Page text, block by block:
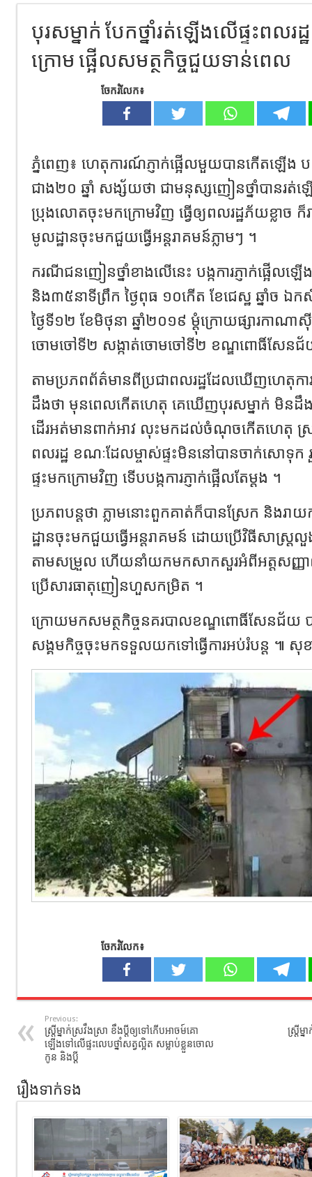
បុរសម្នាក់ បែកថ្នាំរត់ឡើងលើផ្ទះពល
ក្រោម ផ្អើលសមត្ថកិច្ចជួយទាន់ពេល
ចែករំលែក៖
ភ្នំពេញ៖ ហេតុការណ៍ភ្ញាក់ផ្អើលមួយបានកើតឡើង
ជាង២០ ឆ្នាំ សង្ស័យថា ជាមនុស្សញៀនថ្នាំបានរត់ឡ
ប្រុងលោតចុះមកក្រោមវិញ ធ្វើឲ្យពលរដ្ឋភ័យខ្លាច ក៏
មូលដ្ឋានចុះមកជួយធ្វើអន្តរាគមន៍ភ្លាមៗ ។
ករណីជនញៀនថ្នាំខាងលើនេះ បង្កការភ្ញាក់ផ្អើលឡ
និង៣៥នាទីព្រឹក ថ្ងៃពុធ ១០កើត ខែជេស្ឋ ឆ្នាំច
ថ្ងៃទី១២ ខែមិថុនា ឆ្នាំ២០១៩ ម្ដុំក្រោយផ្សារកាណា
ចោមចៅទី២ សង្កាត់ចោមចៅទី២ ខណ្ឌពោធិ៍សែនជ័យ
តាមប្រភពព័ត៌មានពីប្រជាពលរដ្ឋដែលឃើញហេតុក
ដឹងថា មុនពេលកើតហេតុ គេឃើញបុរសម្នាក់ មិន
ដើរអត់មានពាក់អាវ លុះមកដល់ចំណុចកើតហេតុ ស្រ
ពលរដ្ឋ ខណៈដែលម្ចាស់ផ្ទះមិននៅបានចាក់សោទុ
ផ្ទះមកក្រោមវិញ ទើបបង្កការភ្ញាក់ផ្អើលតែម្តង ។
ប្រភពបន្តថា ភ្លាមនោះពួកគាត់ក៏បានស្រែក និងរា
ដ្ឋានចុះមកជួយធ្វើអន្តរាគមន៍ ដោយប្រើវិធីសាស្រ្
តាមសម្រួល ហើយនាំយកមកសាកសួរអំពីអត្តសញ្ញ
ប្រើសារធាតុញៀនហួសកម្រិត ។
ក្រោយមកសមត្ថកិច្ចនគរបាលខណ្ឌពោធិ៍សែនជ័យ បា
សង្គមកិច្ចចុះមកទទួលយកទៅធ្វើការអប់រំបន្ត ៕
ចែករំលែក៖
Previous:
ស្ត្រីម្នាក់ស្រវឹងស្រា ខឹងប្ដីឲ្យទៅកើបអាចម៍គោ
ឡើងទៅលើផ្ទះលេបថ្នាំសត្វល្អិត សម្លាប់ខ្លួនចោល
កូន និងប្ដី
ស្រ្ដីម្
រឿងទាក់ទង